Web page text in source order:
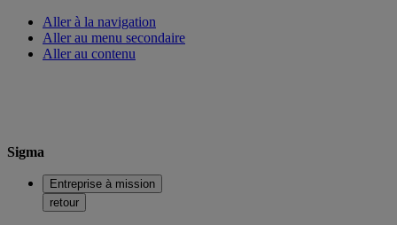
Aller à la navigation
Aller au menu secondaire
Aller au contenu
Sigma
Entreprise à mission
retour